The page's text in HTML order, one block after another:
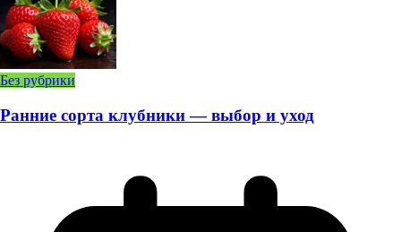
Без рубрики
Ранние сорта клубники — выбор и уход